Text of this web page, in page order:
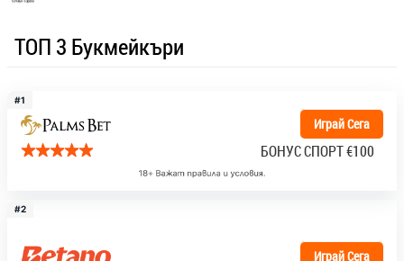
ТОП 3 Букмейкъри
#1
Играй Сега
БОНУС СПОРТ€100
#2
Играй Сега